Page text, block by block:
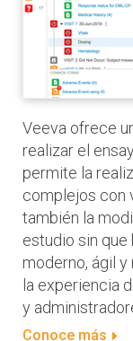
Veeva ofrece
realizar el
permite la
complejos con
también la
estudio sin que
moderno, ágil
la experiencia
y
Conoce más